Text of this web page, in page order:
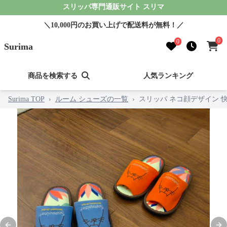
スリッパ専門通販サイト スリマ
＼10,000円のお買い上げで配送料が無料！／
Surima 0 0
商品を検索する 人気ランキング
Surima TOP › ルーム シューズの一覧 › スリッパ ネコ顔デザイン